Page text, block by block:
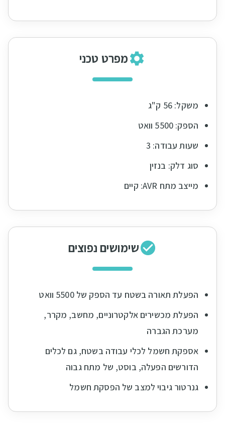
מפרט טכני
משקל: 56 ק"ג
הספק: 5500 וואט
שעות עבודה: 3
סוג דלק: בנזין
מייצב מתח AVR: קיים
שימושים נפוצים
הפעלת תאורה בשטח עד הספק של 5500 וואט
הפעלת מכשירים אלקטרוניים, מחשב, מקרר,
מערכת הגברה
אספקת חשמל לכלי עבודה בשטח, גם לכלים
הדורשים הפעלה, בוסט, של מתח גבוה
גנרטור גיבוי למצב של הפסקת חשמל